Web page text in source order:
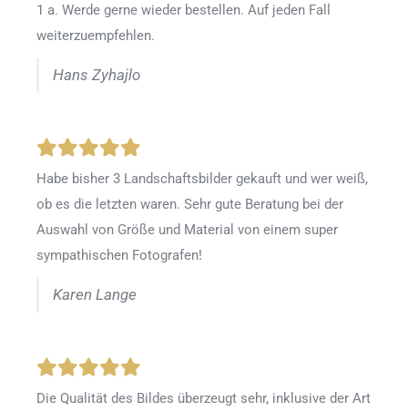
1 a. Werde gerne wieder bestellen. Auf jeden Fall
weiterzuempfehlen.
Hans Zyhajlo
Habe bisher 3 Landschaftsbilder gekauft und wer weiß,
ob es die letzten waren. Sehr gute Beratung bei der
Auswahl von Größe und Material von einem super
sympathischen Fotografen!
Karen Lange
Die Qualität des Bildes überzeugt sehr, inklusive der Art